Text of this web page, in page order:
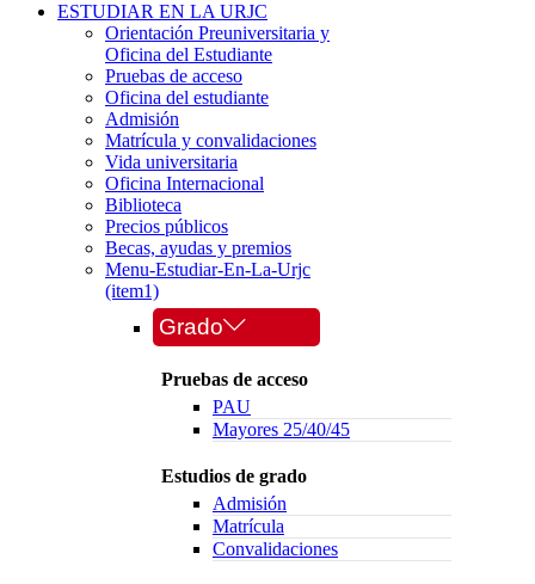
ESTUDIAR EN LA URJC
Orientación Preuniversitaria y
Oficina del Estudiante
Pruebas de acceso
Oficina del estudiante
Admisión
Matrícula y convalidaciones
Vida universitaria
Oficina Internacional
Biblioteca
Precios públicos
Becas, ayudas y premios
Menu-Estudiar-En-La-Urjc
(item1)
Grado
Pruebas de acceso
PAU
Mayores 25/40/45
Estudios de grado
Admisión
Matrícula
Convalidaciones